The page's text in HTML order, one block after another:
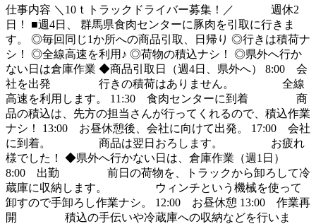
仕事内容 ＼10ｔトラックドライバー募集！／ 週休2
日！ ■週4日、 群馬県食肉センターに豚肉を引取に行きま
す。 ◎毎回同じ1か所への商品引取、日帰り ◎行きは積荷ナ
シ！ ◎全線高速を利用♪ ◎荷物の積込ナシ！ ◎県外へ行か
ない日は倉庫作業 ◆商品引取日（週4日、県外へ） 8:00 会
社を出発 行きの積荷はありません。 全線
高速を利用します。 11:30 食肉センターに到着 商
品の積込は、先方の担当さんが行ってくれるので、積込作業
ナシ！ 13:00 お昼休憩後、会社に向けて出発。 17:00 会社
に到着。 商品は翌日おろします。 お疲れ
様でした！ ◆県外へ行かない日は、倉庫作業（週1日）
8:00 出勤 前日の荷物を、トラックから卸ろして冷
蔵庫に収納します。 ウィンチという機械を使って
卸すので手卸ろし作業ナシ。 12:00 お昼休憩 13:00 作業再
開 積込の手伝いや冷蔵庫への収納などを行いま